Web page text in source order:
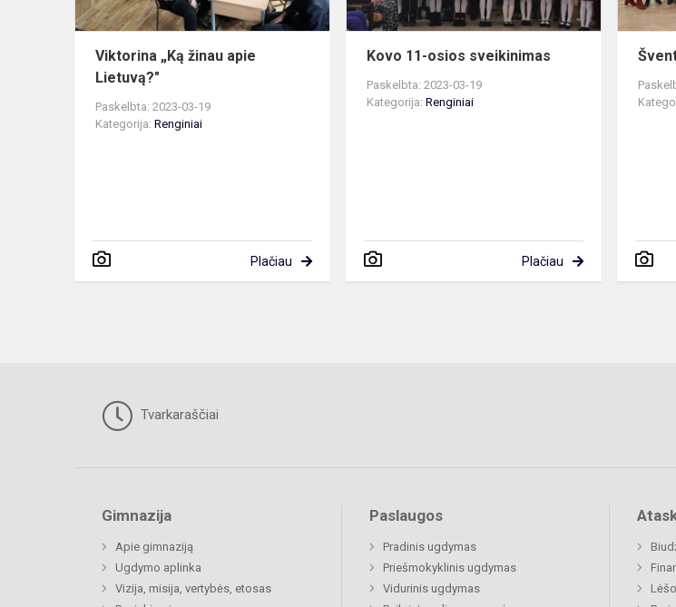
Viktorina „Ką žinau apie
Lietuvą?"
Paskelbta: 2023-03-19
Kategorija: Renginiai
Plačiau
Kovo 11-osios sveikinimas
Paskelbta: 2023-03-19
Kategorija:Renginiai
Plačiau
Tvarkaraščiai
Gimnazija
Apie gimnaziją
Ugdymo aplinka
Vizija, misija, vertybės, etosas
Paslaugos
Pradinis ugdymas
Priešmokyklinis ugdymas
Vidurinis ugdymas